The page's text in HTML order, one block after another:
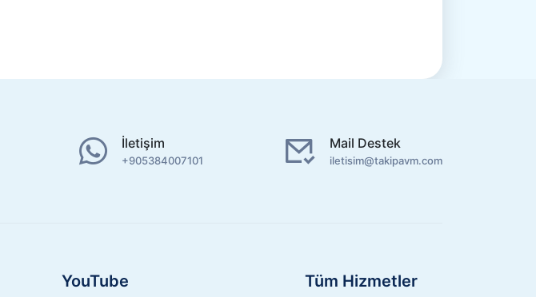
İletişim
+905384007101
Mail Destek
iletisim@takipavm.com
YouTube Tüm Hizmetler